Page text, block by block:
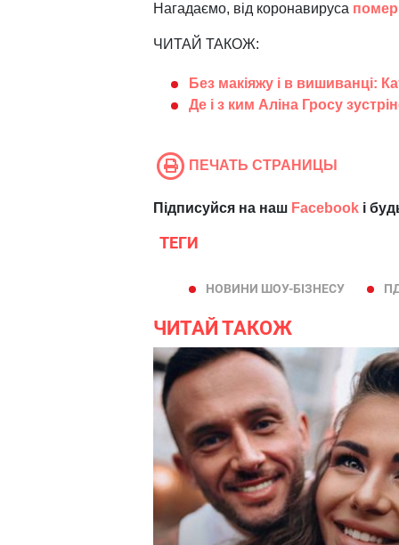
Нагадаємо, від коронавируса помер
ЧИТАЙ ТАКОЖ:
Без макіяжу і в вишиванці:
Де і з ким Аліна Гросу
ПЕЧАТЬ СТРАНИЦЫ
Підписуйся на наш Facebook і
ТЕГИ
НОВИНИ ШОУ-БІЗНЕСУ
ЧИТАЙ ТАКОЖ